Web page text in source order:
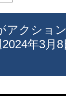
アクショ
年3月